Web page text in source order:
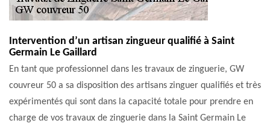
Intervention d’un artisan zingueur qualifié à Saint
Germain Le Gaillard
En tant que professionnel dans les travaux de zinguerie, GW
couvreur 50 a sa disposition des artisans zinguer qualifiés et très
expérimentés qui sont dans la capacité totale pour prendre en
charge de vos travaux de zinguerie dans la Saint Germain Le